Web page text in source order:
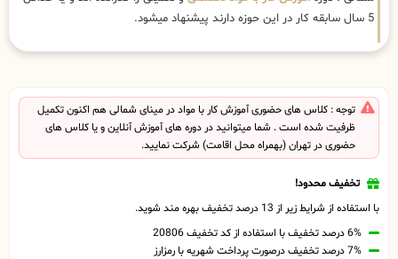
5 سال سابقه کار در این حوزه دارند پیشنهاد میشود.
توجه : کلاس های حضوری آموزش کار با مواد در مینای شمالی هم اکنون تکمیل
ظرفیت شده است . شما میتوانید در دوره های آموزش آنلاین و یا کلاس های
حضوری در تهران (بهمراه محل اقامت) شرکت نمایید.
تخفیف محدود!
با استفاده از شرایط زیر از 13 درصد تخفیف بهره مند شوید.
6% درصد تخفیف با استفاده از کد تخفیف 20806
7% درصد تخفیف درصورت پرداخت شهریه با رمزارز